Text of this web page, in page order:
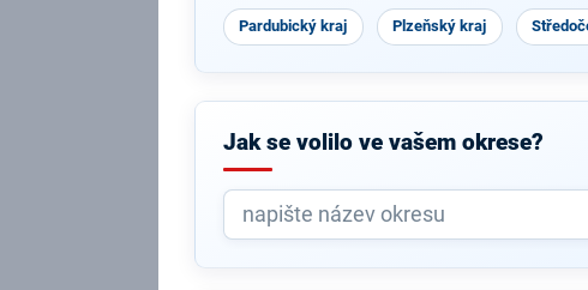
Pardubický kraj Plzeňský kraj
Jak se volilo ve vašem okrese?